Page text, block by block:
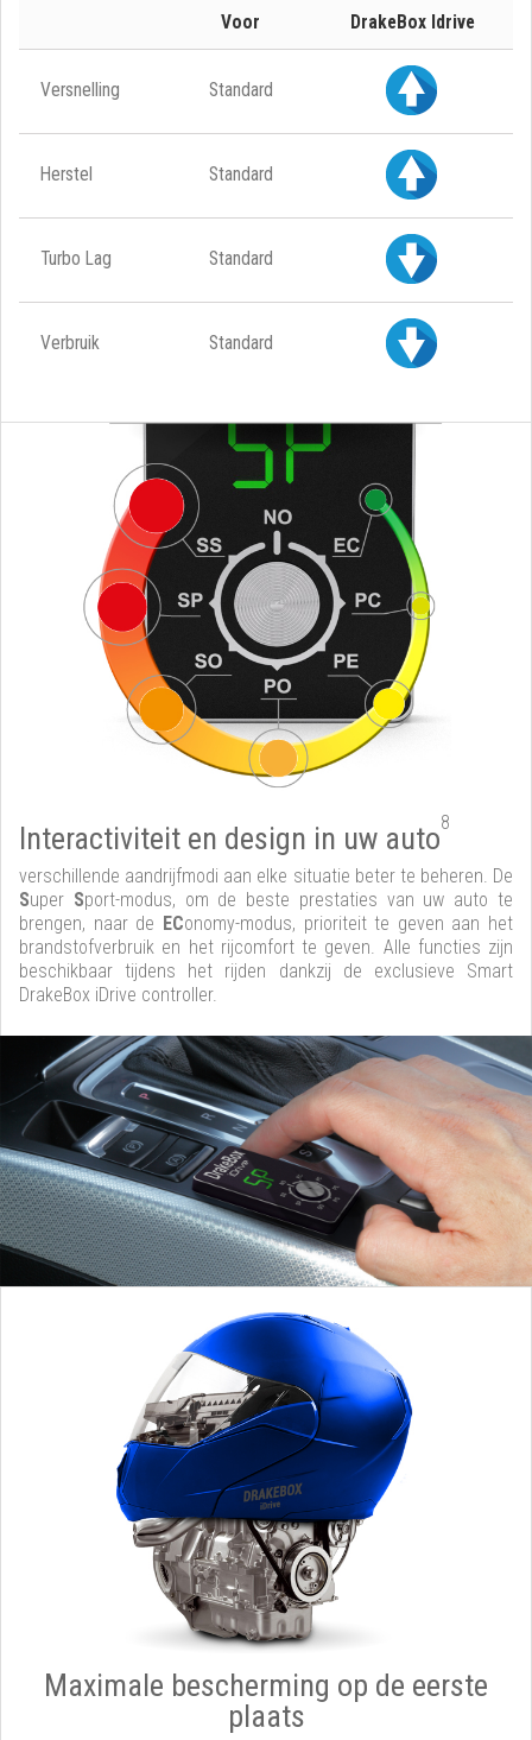
Voor DrakeBox Idrive
Versnelling Standard
Herstel Standard
Turbo Lag Standard
Verbruik Standard
Interactiviteit en design in uw auto8
verschillende aandrijfmodi aan elke situatie beter te beheren. De
Super Sport-modus, om de beste prestaties van uw auto te
brengen, naar de EConomy-modus, prioriteit te geven aan het
brandstofverbruik en het rijcomfort te geven. Alle functies zijn
beschikbaar tijdens het rijden dankzij de exclusieve Smart
DrakeBox iDrive controller.
Maximale bescherming op de eerste
plaats